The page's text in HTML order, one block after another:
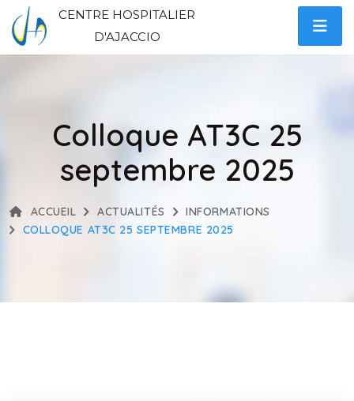
CENTRE HOSPITALIER
D'AJACCIO
Colloque AT3C 25
septembre 2025
ACCUEIL ACTUALITÉS
INFORMATIONS
COLLOQUE AT3C 25 SEPTEMBRE 2025